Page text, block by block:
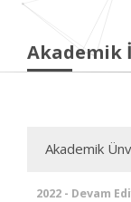
Akademik
Akademik
2022 - Devam